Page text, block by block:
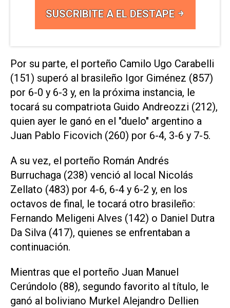
SUSCRIBITE A EL DESTAPE
Por su parte, el porteño Camilo Ugo Carabelli
(151) superó al brasileño Igor Giménez (857)
por 6-0 y 6-3 y, en la próxima instancia, le
tocará su compatriota Guido Andreozzi (212),
quien ayer le ganó en el "duelo" argentino a
Juan Pablo Ficovich (260) por 6-4, 3-6 y 7-5.
A su vez, el porteño Román Andrés
Burruchaga (238) venció al local Nicolás
Zellato (483) por 4-6, 6-4 y 6-2 y, en los
octavos de final, le tocará otro brasileño:
Fernando Meligeni Alves (142) o Daniel Dutra
Da Silva (417), quienes se enfrentaban a
continuación.
Mientras que el porteño Juan Manuel
Cerúndolo (88), segundo favorito al título, le
ganó al boliviano Murkel Alejandro Dellien